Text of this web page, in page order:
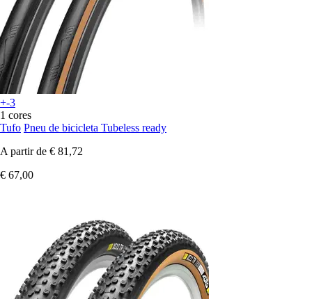
+-3
1 cores
Tufo Pneu de bicicleta Tubeless ready
A partir de € 81,72
€ 67,00